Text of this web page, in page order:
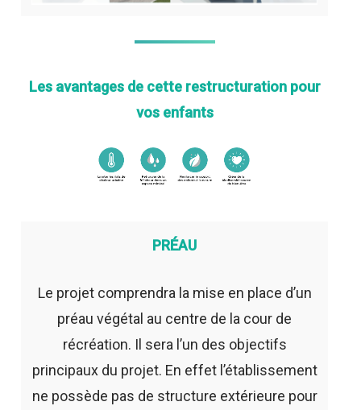
Les avantages de cette restructuration pour
vos enfants
PRÉAU
Le projet comprendra la mise en place d’un
préau végétal au centre de la cour de
récréation. Il sera l’un des objectifs
principaux du projet. En effet l’établissement
ne possède pas de structure extérieure pour